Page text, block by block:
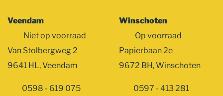
Veendam
Niet op voorraad
Van Stolbergweg 2
9641 HL, Veendam
0598 - 619 075
Winschoten
Op voorraad
Papierbaan 2e
9672 BH, Winschoten
0597 - 413 281